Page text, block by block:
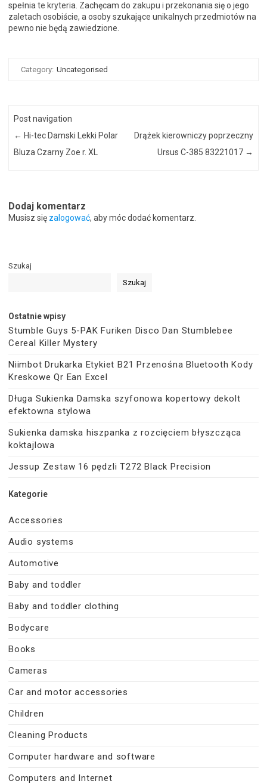
spełnia te kryteria. Zachęcam do zakupu i przekonania się o jego
zaletach osobiście, a osoby szukające unikalnych przedmiotów na
pewno nie będą zawiedzione.
Category: Uncategorised
Post navigation
← Hi-tec Damski Lekki Polar
Bluza Czarny Zoe r. XL
Drążek kierowniczy poprzeczny
Ursus C-385 83221017 →
Dodaj komentarz
Musisz się zalogować, aby móc dodać komentarz.
Szukaj
Szukaj
Ostatnie wpisy
Stumble Guys 5-PAK Furiken Disco Dan Stumblebee
Cereal Killer Mystery
Niimbot Drukarka Etykiet B21 Przenośna Bluetooth Kody
Kreskowe Qr Ean Excel
Długa Sukienka Damska szyfonowa kopertowy dekolt
efektowna stylowa
Sukienka damska hiszpanka z rozcięciem błyszcząca
koktajlowa
Jessup Zestaw 16 pędzli T272 Black Precision
Kategorie
Accessories
Audio systems
Automotive
Baby and toddler
Baby and toddler clothing
Bodycare
Books
Cameras
Car and motor accessories
Children
Cleaning Products
Computer hardware and software
Computers and Internet